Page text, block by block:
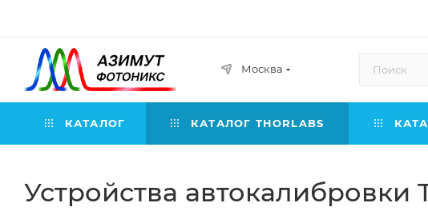
Москва
КАТАЛОГ КАТАЛОГ THORLABS
Устройства автокалибровки